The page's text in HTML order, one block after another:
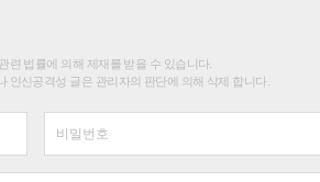
련 법률에 의해 제재를 받을 수 있습니다.
인신공격성 글은 관리자의 판단에 의해 삭제 합니다.